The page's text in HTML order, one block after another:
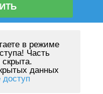
в режиме
Часть
данных
доступ